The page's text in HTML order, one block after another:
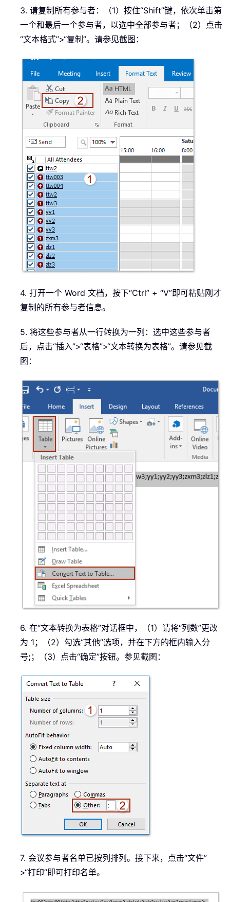
3. 请复制所有参与者：（1）按住“Shift”键，依次单击第
一个和最后一个参与者，以选中全部参与者；（2）点击
“文本格式”>“复制”。请参见截图：
4. 打开一个 Word 文档，按下“Ctrl” + “V”即可粘贴刚才
复制的所有参与者信息。
5. 将这些参与者从一行转换为一列：选中这些参与者
后，点击“插入”>“表格”>“文本转换为表格”。请参见截
图：
6. 在“文本转换为表格”对话框中，（1）请将“列数”更改
为 1；（2）勾选“其他”选项，并在下方的框内输入分
号; ；（3）点击“确定”按钮。参见截图：
7. 会议参与者名单已按列排列。接下来，点击“文件”
>“打印”即可打印名单。